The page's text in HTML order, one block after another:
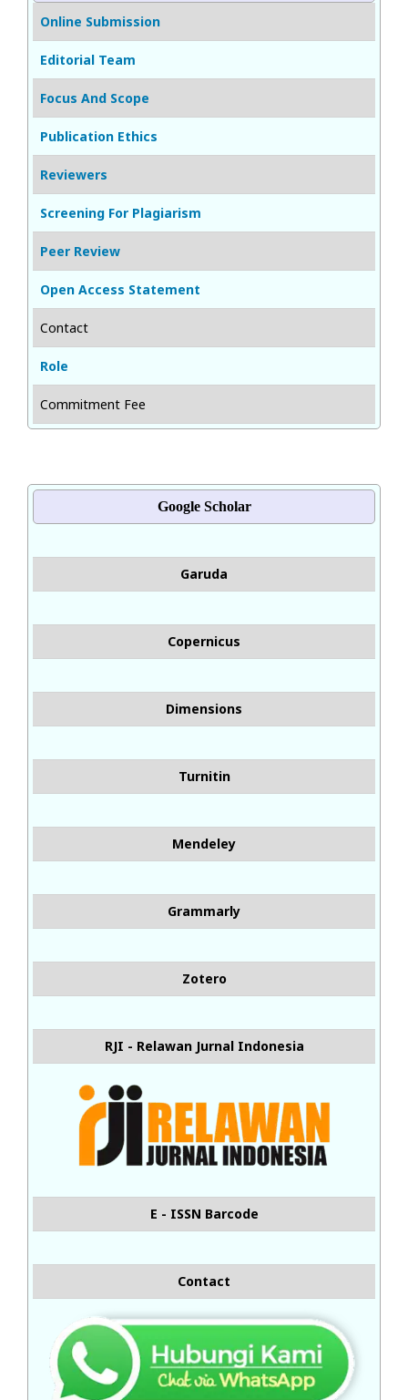
Online Submission
Editorial Team
Focus And Scope
Publication Ethics
Reviewers
Screening For Plagiarism
Peer Review
Open Access Statement
Contact
Role
Commitment Fee
Google Scholar
Garuda
Copernicus
Dimensions
Turnitin
Mendeley
Grammarly
Zotero
RJI - Relawan Jurnal Indonesia
E - ISSN Barcode
Contact